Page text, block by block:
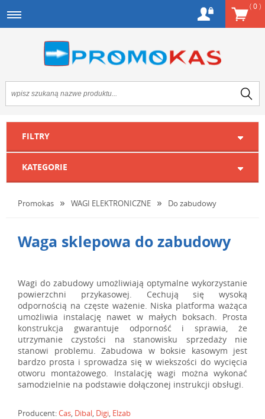
(0)
FILTRY
KATEGORIE
Promokas WAGI ELEKTRONICZNE Do zabudowy
Waga sklepowa do zabudowy
Wagi do zabudowy umożliwiają optymalne wykorzystanie
powierzchni przykasowej. Cechują się wysoką
odpornością na częste ważenie. Niska platforma ważąca
umożliwia instalację nawet w małych boksach. Prosta
konstrukcja gwarantuje odporność i sprawia, że
utrzymanie czystości na stanowisku sprzedaży nie
stanowi problemu. Zabudowa w boksie kasowym jest
bardzo prosta i sprowadza się w wiekszości do wycięcia
otworu montażowego. Instalację wagi można wykonać
samodzielnie na podstawie dołączonej instrukcji obsługi.
Producent:Cas, Dibal, Digi, Elzab